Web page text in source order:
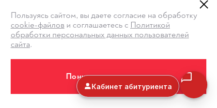
Пользуясь сайтом, вы даете согласие на обработку
cookie-файлови соглашаетесь с Политикой
обработки персональных данных пользователей
сайта.
Понимаю и принимаю